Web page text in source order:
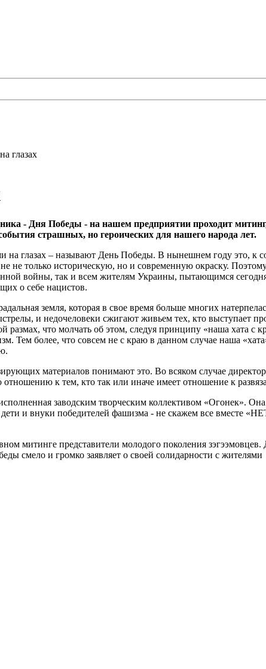
глазах
- Дня Победы - на нашем предприятии проходит
страшных, но героических для нашего народа лет.
на глазах – называют День Победы. В нынешнем году это, к
не только историческую, но и современную окраску.
войны, так и всем жителям Украины, пытающимся
о себе нацистов.
земля, которая в свое время больше многих
и недочеловеки сжигают живьем тех, кто выступает
размах, что молчать об этом, следуя принципу «наша хата с
Тем более, что совсем не с краю в данном случае наша
материалов понимают это. Во всяком случае
к тем, кто так или иначе имеет отношение к
заводским творческим коллективом «Огонек».
и внуки победителей фашизма - не скажем все вместе
митинге представители молодого поколения зэгээмовцев.
смело и громко заявляет о своей солидарности с жителями